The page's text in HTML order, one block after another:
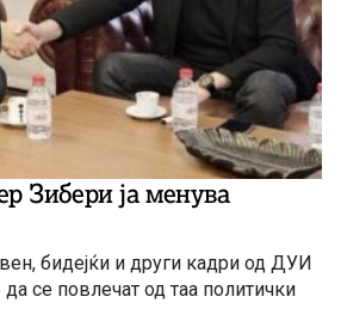
Зибери ја менува
бидејќи и други кадри од ДУИ
се повлечат од таа политички